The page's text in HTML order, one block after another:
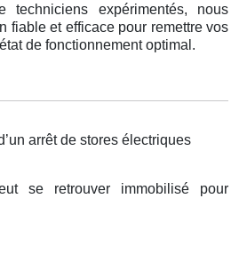
techniciens expérimentés, nous
fiable et efficace pour remettre vos
de fonctionnement optimal.
arrêt de stores électriques
se retrouver immobilisé pour